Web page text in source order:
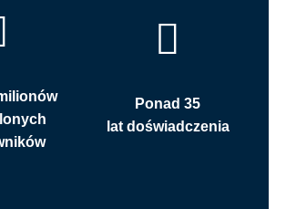
Ponad 35
lat doświadczenia